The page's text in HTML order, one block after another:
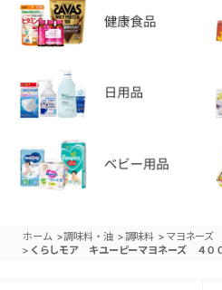
ホーム >調味料・油 >調味料 > マヨネーズ
> くらしモア キユーピーマヨネーズ ４０